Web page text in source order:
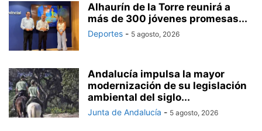
Alhaurín de la Torre reunirá a
más de 300 jóvenes promesas...
Deportes - 5 agosto, 2026
Andalucía impulsa la mayor
modernización de su legislación
ambiental del siglo...
Junta de Andalucía - 5 agosto, 2026